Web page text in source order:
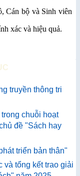
Cán bộ và Sinh viên
xác và hiệu quả.
truyền thông tri
chuỗi hoạt
đề "Sách hay
triển bản thân"
và tổng kết trao giải